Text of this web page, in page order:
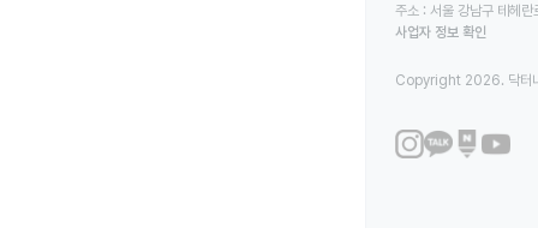
주소 : 서울 강남구 테헤
사업자 정보 확인
Copyright 2026. 닥터